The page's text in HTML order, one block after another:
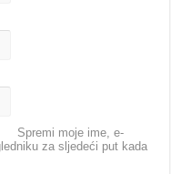
Spremi moje ime, e-
za sljedeći put kada